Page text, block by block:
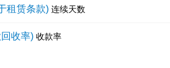
租赁条款) 连续天数
收率) 收款率